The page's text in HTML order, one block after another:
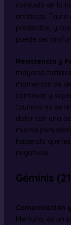
consuelo en la
artísticas. Tauro
predecible, y
puede ser
Resistencia y
mayores
momentos de
continuar y
taurinos no se
dolor con una
misma
haciendo que
negativas.
Géminis
Comunicación
Mercurio, es un